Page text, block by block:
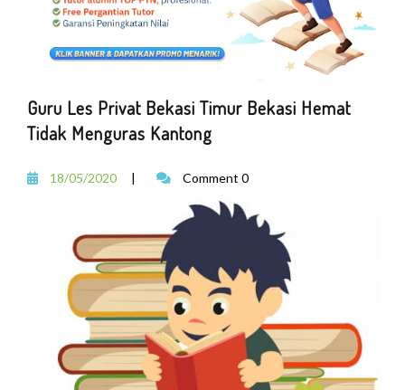
SNBT
Lainnya
Blog
Guru Les Privat Bekasi Timur Bekasi Hemat
Tidak Menguras Kantong
18/05/2020 | Comment 0